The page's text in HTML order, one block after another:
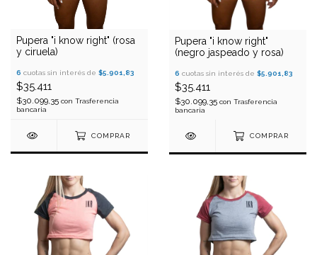
Pupera "i know right" (rosa
y ciruela)
6 cuotas sin interés de $5.901,83
$35.411
$30.099,35 con Trasferencia
bancaria
COMPRAR
Pupera "i know right"
(negro jaspeado y rosa)
6 cuotas sin interés de $5.901,83
$35.411
$30.099,35 con Trasferencia
bancaria
COMPRAR